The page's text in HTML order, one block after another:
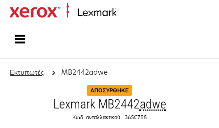
Εκτυπωτές MB2442adwe
ΑΠΟΣΎΡΘΗΚΕ
Lexmark MB2442adwe
Κωδ. ανταλλακτικού:: 36SC785